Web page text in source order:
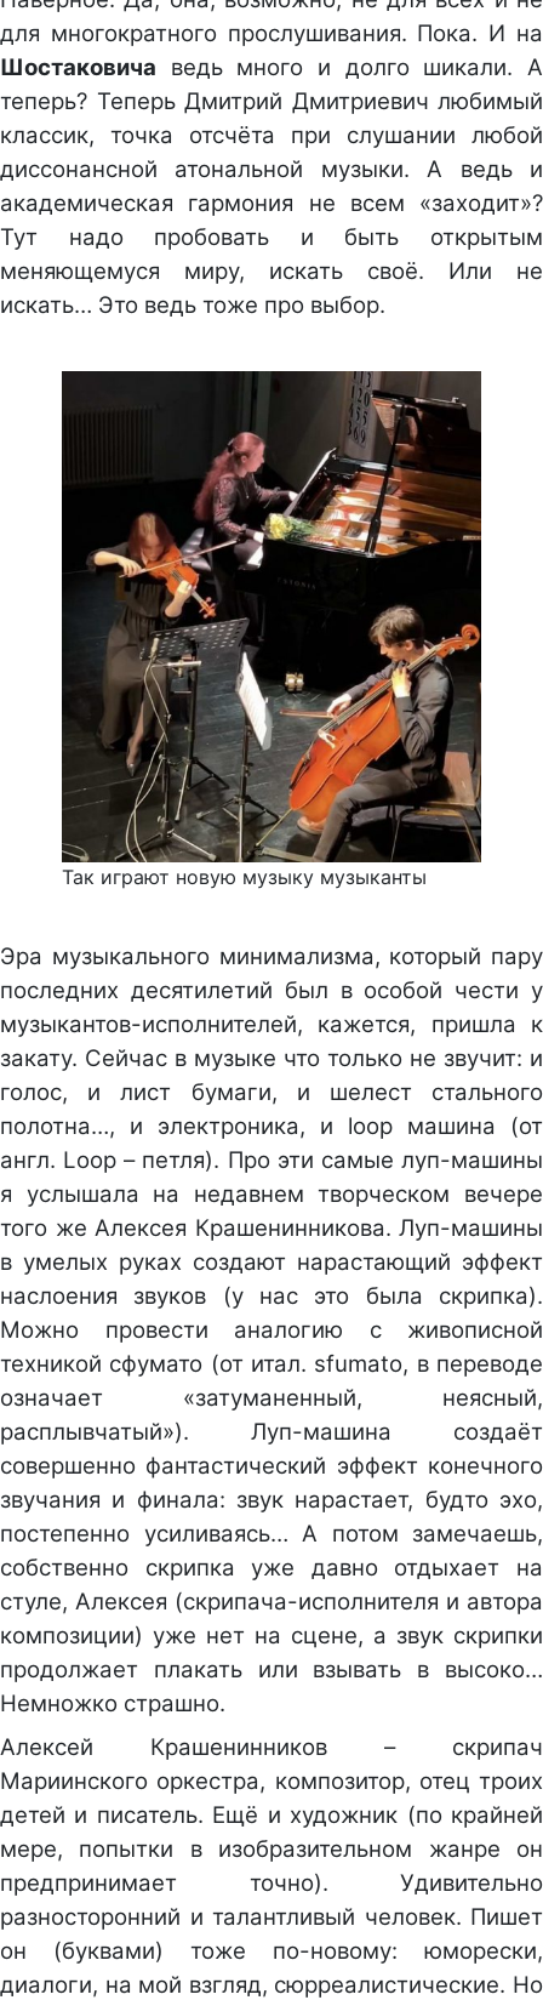
для многократного прослушивания. Пока. И на
Шостаковича ведь много и долго шикали. А
теперь? Теперь Дмитрий Дмитриевич любимый
классик, точка отсчёта при слушании любой
диссонансной атональной музыки. А ведь и
академическая гармония не всем «заходит»?
Тут надо пробовать и быть открытым
меняющемуся миру, искать своё. Или не
искать… Это ведь тоже про выбор.
Так играют новую музыку музыканты
Эра музыкального минимализма, который пару
последних десятилетий был в особой чести у
музыкантов-исполнителей, кажется, пришла к
закату. Сейчас в музыке что только не звучит: и
голос, и лист бумаги, и шелест стального
полотна…, и электроника, и looр машина (от
англ. Loop – петля). Про эти самые луп-машины
я услышала на недавнем творческом вечере
того же Алексея Крашенинникова. Луп-машины
в умелых руках создают нарастающий эффект
наслоения звуков (у нас это была скрипка).
Можно провести аналогию с живописной
техникой сфумато (от итал. sfumato, в переводе
означает «затуманенный, неясный,
расплывчатый»). Луп-машина создаёт
совершенно фантастический эффект конечного
звучания и финала: звук нарастает, будто эхо,
постепенно усиливаясь… А потом замечаешь,
собственно скрипка уже давно отдыхает на
стуле, Алексея (скрипача-исполнителя и автора
композиции) уже нет на сцене, а звук скрипки
продолжает плакать или взывать в высоко…
Немножко страшно.
Алексей Крашенинников – скрипач
Мариинского оркестра, композитор, отец троих
детей и писатель. Ещё и художник (по крайней
мере, попытки в изобразительном жанре он
предпринимает точно). Удивительно
разносторонний и талантливый человек. Пишет
он (буквами) тоже по-новому: юморески,
диалоги, на мой взгляд, сюрреалистические. Но